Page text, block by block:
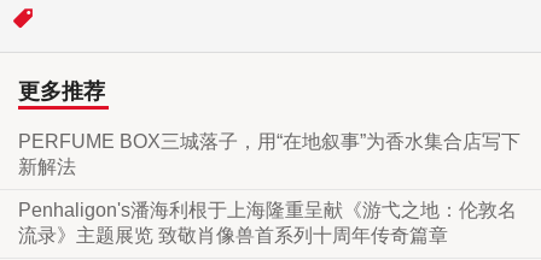
更多推荐
PERFUME BOX三城落子，用“在地叙事”为香水集合店写下
新解法
Penhaligon's潘海利根于上海隆重呈献《游弋之地：伦敦名
流录》主题展览 致敬肖像兽首系列十周年传奇篇章